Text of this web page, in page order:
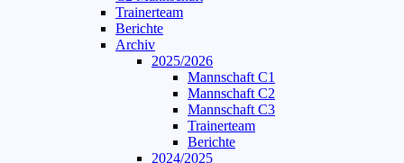
Trainerteam
Berichte
Archiv
2025/2026
Mannschaft C1
Mannschaft C2
Mannschaft C3
Trainerteam
Berichte
2024/2025